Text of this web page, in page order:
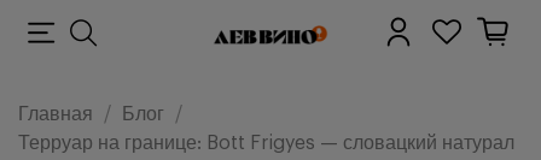
Главная
Блог
Терруар на границе: Bott Frigyes — словацкий натурал